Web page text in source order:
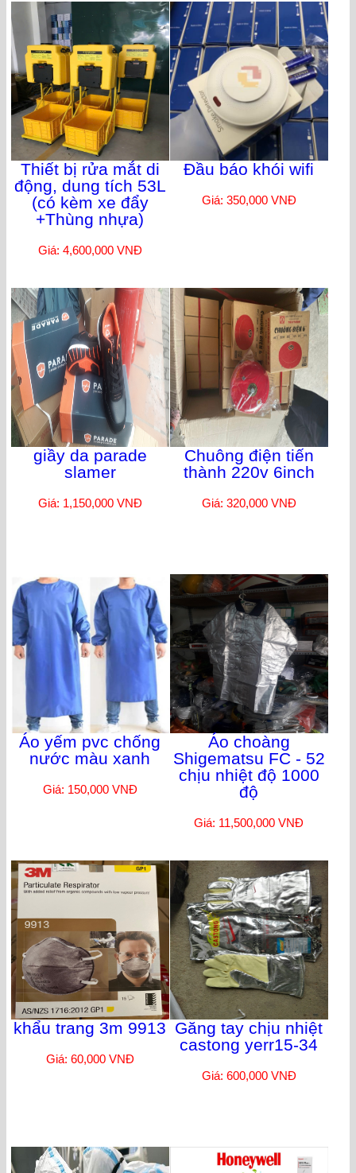
Thiết bị rửa mắt di
động, dung tích 53L
(có kèm xe đẩy
+Thùng nhựa)
Giá: 4,600,000 VNĐ
Đầu báo khói wifi
Giá: 350,000 VNĐ
giầy da parade
slamer
Giá: 1,150,000 VNĐ
Chuông điện tiến
thành 220v 6inch
Giá: 320,000 VNĐ
Áo yếm pvc chống
nước màu xanh
Giá: 150,000 VNĐ
Áo choàng
Shigematsu FC - 52
chịu nhiệt độ 1000
độ
Giá: 11,500,000 VNĐ
khẩu trang 3m 9913
Giá: 60,000 VNĐ
Găng tay chịu nhiệt
castong yerr15-34
Giá: 600,000 VNĐ